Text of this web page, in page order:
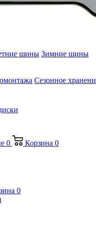
шины Зимние шины
Сезонное
0 Корзина 0
0